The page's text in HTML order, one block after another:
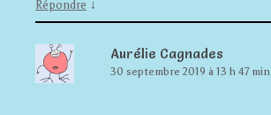
Répondre ↓
Aurélie Cagnades
30 septembre 2019 à 13 h 47 min